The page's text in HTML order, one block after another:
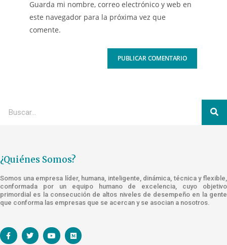
Guarda mi nombre, correo electrónico y web en
este navegador para la próxima vez que
comente.
¿Quiénes Somos?
Somos una empresa líder, humana, inteligente, dinámica, técnica y flexible,
conformada por un equipo humano de excelencia, cuyo objetivo
primordial es la consecución de altos niveles de desempeño en la gente
que conforma las empresas que se acercan y se asocian a nosotros.